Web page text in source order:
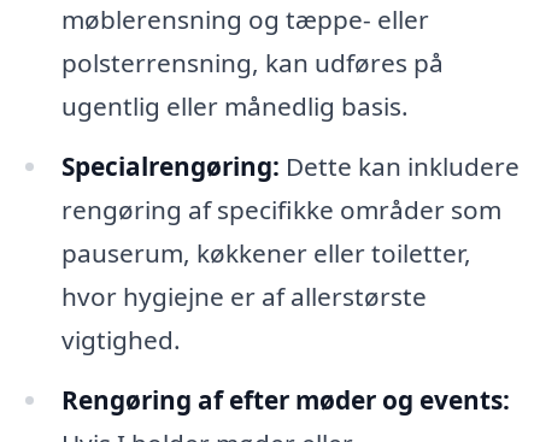
møblerensning og tæppe- eller
polsterrensning, kan udføres på
ugentlig eller månedlig basis.
Specialrengøring: Dette kan inkludere
rengøring af specifikke områder som
pauserum, køkkener eller toiletter,
hvor hygiejne er af allerstørste
vigtighed.
Rengøring af efter møder og events: